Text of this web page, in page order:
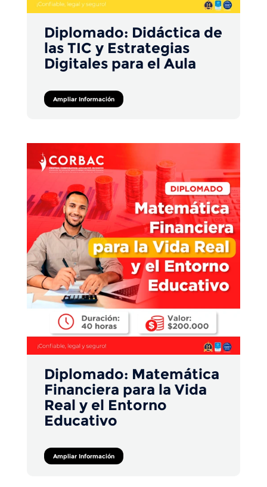
Diplomado: Didáctica de
las TIC y Estrategias
Digitales para el Aula
Ampliar Información
Diplomado: Matemática
Financiera para la Vida
Real y el Entorno
Educativo
Ampliar Información